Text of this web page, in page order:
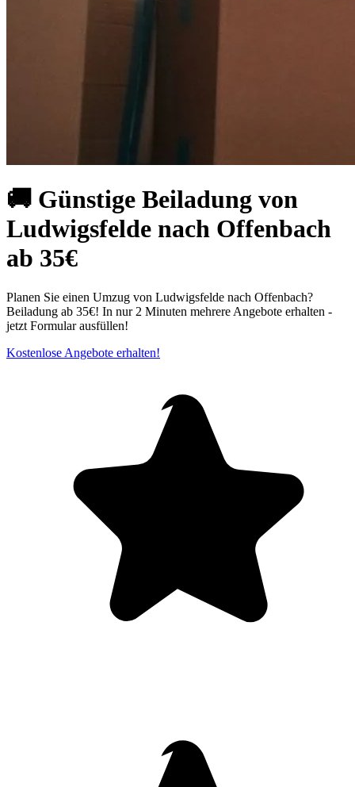
🚚 Günstige Beiladung von
Ludwigsfelde nach Offenbach
ab 35€
Planen Sie einen Umzug von Ludwigsfelde nach Offenbach?
Beiladung ab 35€! In nur 2 Minuten mehrere Angebote erhalten -
jetzt Formular ausfüllen!
Kostenlose Angebote erhalten!